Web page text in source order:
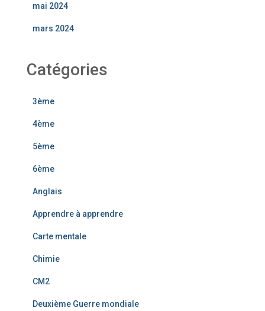
mai 2024
mars 2024
Catégories
3ème
4ème
5ème
6ème
Anglais
Apprendre à apprendre
Carte mentale
Chimie
CM2
Deuxième Guerre mondiale